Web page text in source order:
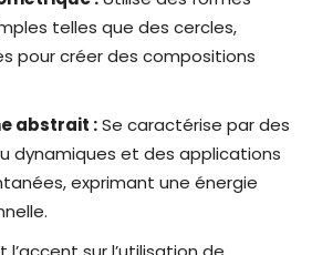
telles que des cercles,
pour créer des compositions
abstrait :Se caractérise par des
dynamiques et des applications
exprimant une énergie